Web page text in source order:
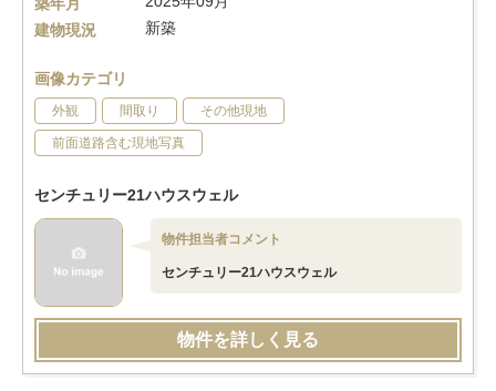
建物現況
新築
画像カテゴリ
外観 間取り その他現地
前面道路含む現地写真
センチュリー21ハウスウェル
物件担当者コメント
センチュリー21ハウスウェル
物件を詳しく見る